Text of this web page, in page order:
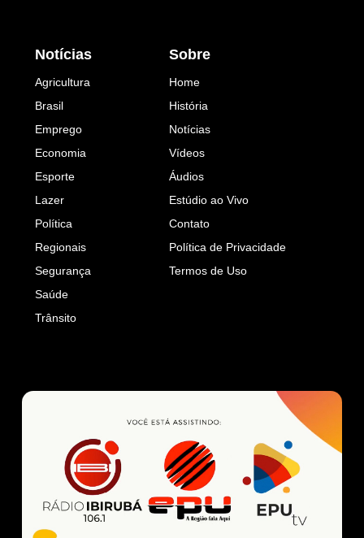
Notícias
Agricultura
Brasil
Emprego
Economia
Esporte
Lazer
Política
Regionais
Segurança
Saúde
Trânsito
Sobre
Home
História
Notícias
Vídeos
Áudios
Estúdio ao Vivo
Contato
Política de Privacidade
Termos de Uso